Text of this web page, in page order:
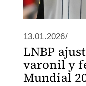
13.01.2026/
LNBP
varonil y
Mundial